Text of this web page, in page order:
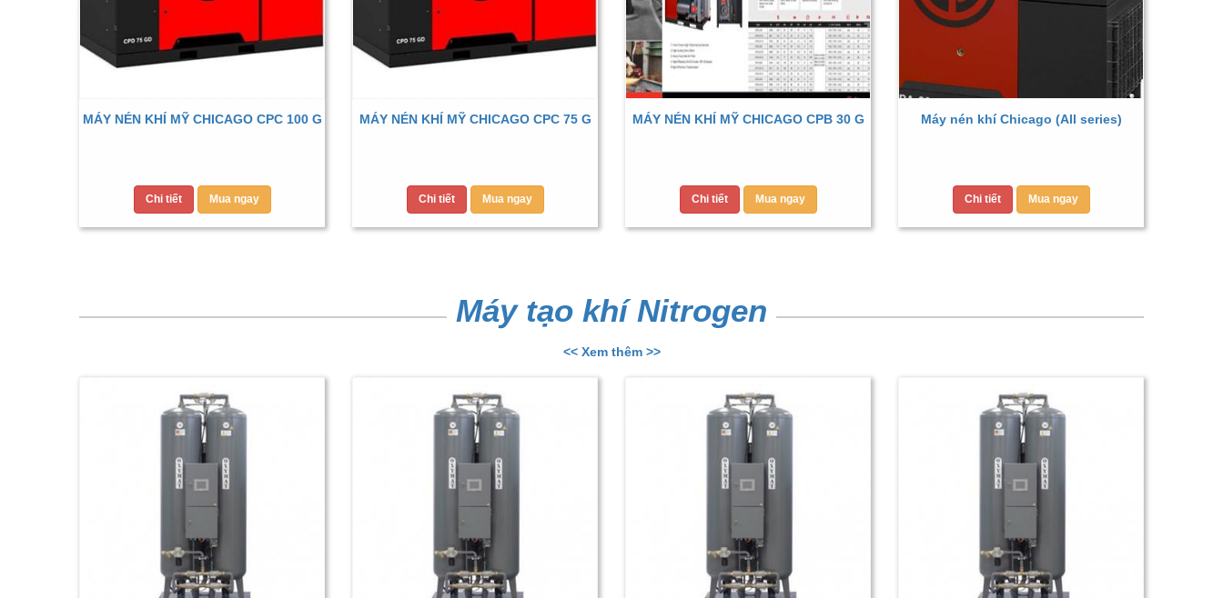
MÁY NÉN KHÍ MỸ CHICAGO CPC 100 G
Chi tiết Mua ngay
MÁY NÉN KHÍ MỸ CHICAGO CPC 75 G
Chi tiết Mua ngay
MÁY NÉN KHÍ MỸ CHICAGO CPB 30 G
Chi tiết Mua ngay
Máy nén khí Chicago (All series)
Chi tiết Mua ngay
Máy tạo khí Nitrogen
<< Xem thêm >>